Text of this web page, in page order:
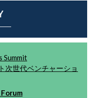
Summit
次世代ベンチャーショ